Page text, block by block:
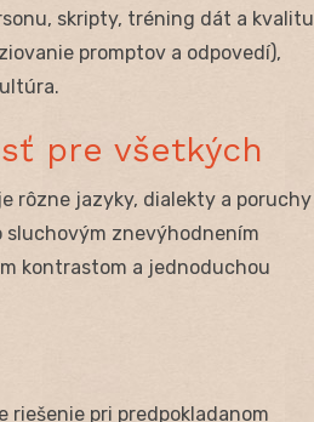
skripty, tréning dát a kvalitu
promptov a odpovedí),
pre všetkých
rôzne jazyky, dialekty a poruchy
sluchovým znevýhodnením
kontrastom a jednoduchou
riešenie pri predpokladanom